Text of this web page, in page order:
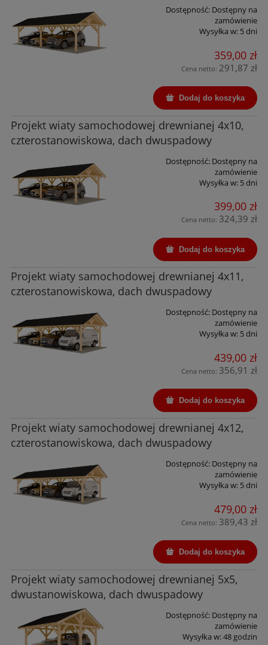
Dostępność: Dostępny na
zamówienie
Wysyłka w: 5 dni
359,00 zł
Cena netto: 291,87 zł
Dodaj do koszyka
Projekt wiaty samochodowej drewnianej 4x10,
czterostanowiskowa, dach dwuspadowy
Dostępność: Dostępny na
zamówienie
Wysyłka w: 5 dni
399,00 zł
Cena netto: 324,39 zł
Dodaj do koszyka
Projekt wiaty samochodowej drewnianej 4x11,
czterostanowiskowa, dach dwuspadowy
Dostępność: Dostępny na
zamówienie
Wysyłka w: 5 dni
439,00 zł
Cena netto: 356,91 zł
Dodaj do koszyka
Projekt wiaty samochodowej drewnianej 4x12,
czterostanowiskowa, dach dwuspadowy
Dostępność: Dostępny na
zamówienie
Wysyłka w: 5 dni
479,00 zł
Cena netto: 389,43 zł
Dodaj do koszyka
Projekt wiaty samochodowej drewnianej 5x5,
dwustanowiskowa, dach dwuspadowy
Dostępność: Dostępny na
zamówienie
Wysyłka w:48 godzin